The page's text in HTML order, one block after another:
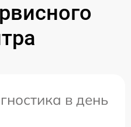
в день